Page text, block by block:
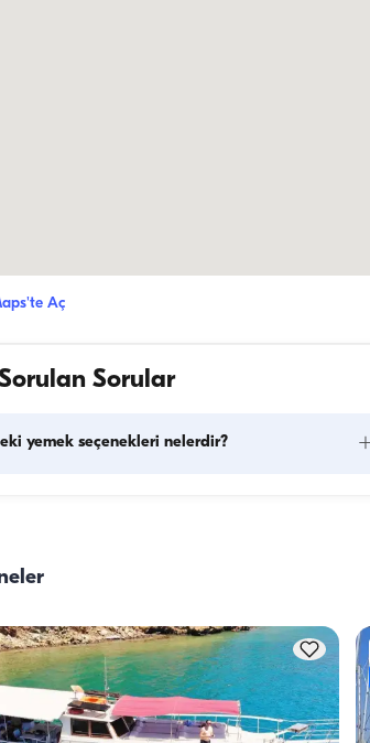
Aç
Sorular
yemek seçenekleri nelerdir?
personeline devredebilirler. Yemek hazırlığı